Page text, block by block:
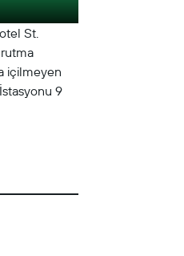
St.
içilmeyen
9